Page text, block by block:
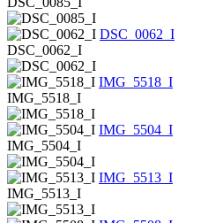
DSC_0062_I
DSC_0062_I
IMG_5518_I
IMG_5518_I
IMG_5504_I
IMG_5504_I
IMG_5513_I
IMG_5513_I